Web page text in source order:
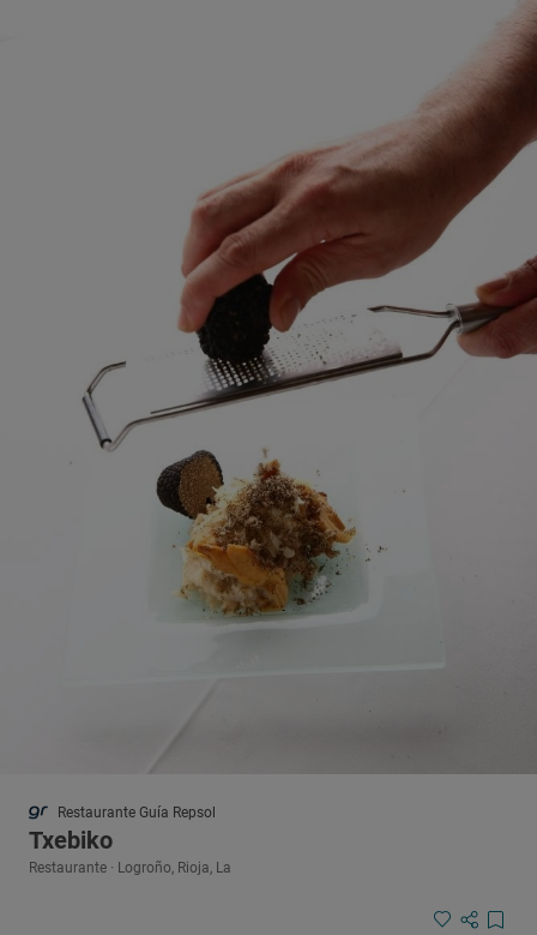
Restaurante Guía Repsol
Txebiko
Restaurante · Logroño, Rioja, La